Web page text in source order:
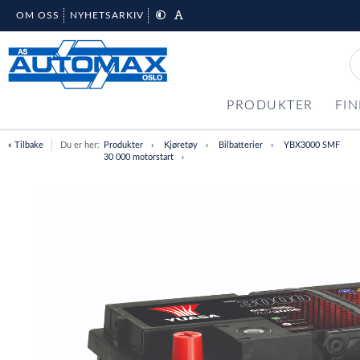
OM OSS NYHETSARKIV
PRODUKTER
« Tilbake Du er her: Produkter Kjøretøy Bilbatterier
YBX3000 SMF
30 000 motorstart